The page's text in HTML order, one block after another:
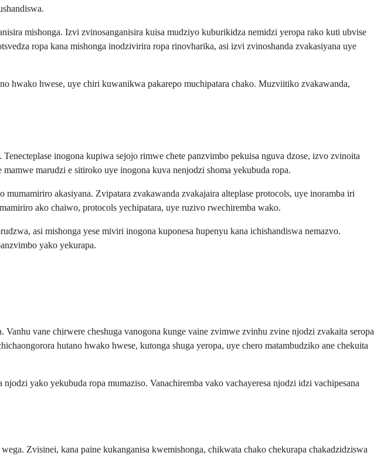
mishonga. Izvi zvinosanganisira kuisa mudziyo kuburikidza nemidzi yeropa rako kuti ubvise
ropa kana mishonga inodzivirira ropa rinovharika, asi izvi zvinoshanda zvakasiyana uye
hwako hwese, uye chiri kuwanikwa pakarepo muchipatara chako. Muzviitiko zvakawanda,
inogona kupiwa sejojo rimwe chete panzvimbo pekuisa nguva dzose, izvo zvinoita
marudzi e sitiroko uye inogona kuva nenjodzi shoma yekubuda ropa.
akasiyana. Zvipatara zvakawanda zvakajaira alteplase protocols, uye inoramba iri
ako chaiwo, protocols yechipatara, uye ruzivo rwechiremba wako.
asi mishonga yese miviri inogona kuponesa hupenyu kana ichishandiswa nemazvo.
yako yekurapa.
vane chirwere cheshuga vanogona kunge vaine zvimwe zvinhu zvine njodzi zvakaita seropa
hutano hwako hwese, kutonga shuga yeropa, uye chero matambudziko ane chekuita
yako yekubuda ropa mumaziso. Vanachiremba vako vachayeresa njodzi idzi vachipesana
Zvisinei, kana paine kukanganisa kwemishonga, chikwata chako chekurapa chakadzidziswa